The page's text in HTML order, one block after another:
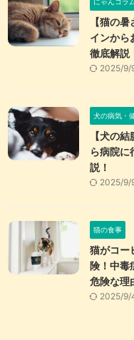
【猫の
インから
徹底解説
2025/9/
犬の病気・
【犬の
ら病院に
説！
2025/9/
猫の食事
猫がコー
険！中毒
危険な理
2025/9/